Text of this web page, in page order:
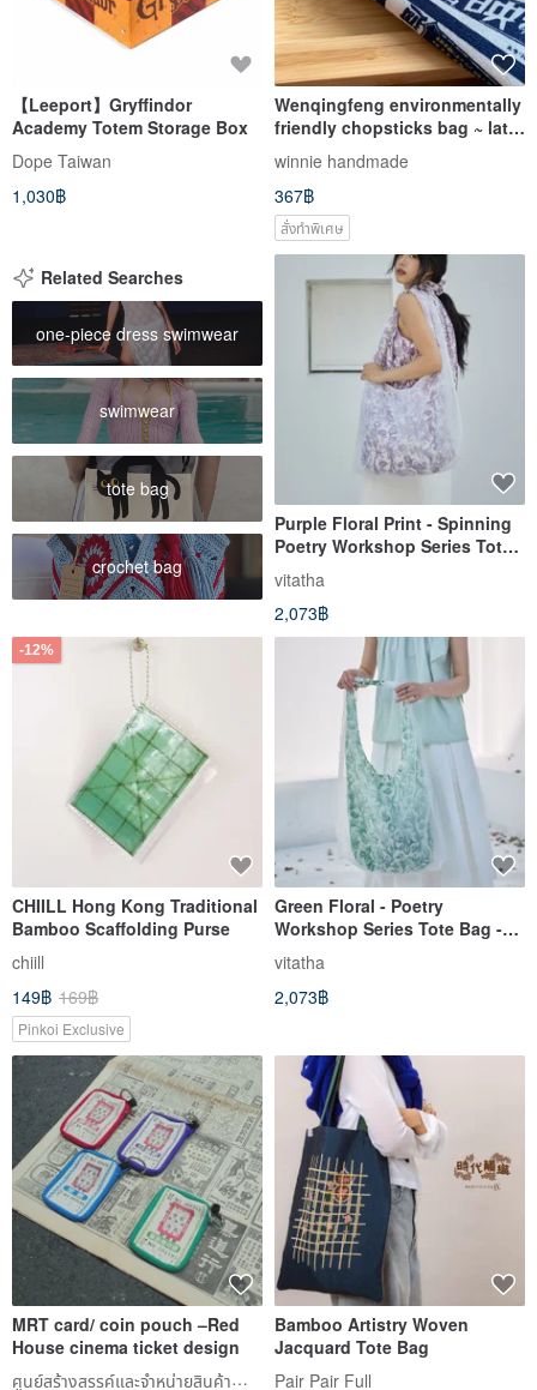
【Leeport】Gryffindor
Academy Totem Storage Box
Dope Taiwan
1,030฿
Wenqingfeng environmentally
friendly chopsticks bag ~ late
night canteen calm dark blue
storage bag environmentally
friendly chopsticks bag.
Hand-made tableware bag
winnie handmade
367฿
สั่งทำพิเศษ
Related Searches
one-piece dress swimwear
swimwear
tote bag
crochet bag
Purple Floral Print - Spinning
Poetry Workshop Series Tote
Bag - Ethereal Floral Summer
Hazy Organza Bag
vitatha
2,073฿
-12%
CHIILL Hong Kong Traditional
Bamboo Scaffolding Purse
chiill
149฿ 169฿
Pinkoi Exclusive
Green Floral - Poetry
Workshop Series Tote Bag -
Ethereal Floral Summer Green
Hazy Organza Bag
vitatha
2,073฿
MRT card/ coin pouch –Red
House cinema ticket design
ศูนย์สร้างสรรค์และจำหน่ายสินค้าทำมือ
Bamboo Artistry Woven
Jacquard Tote Bag
Pair Pair Full